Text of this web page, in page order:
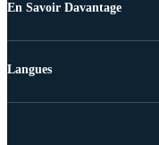
En Savoir Davantage
Langues